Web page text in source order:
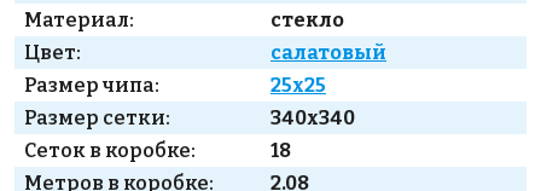
Материал:
стекло
Цвет:
салатовый
Размер чипа:
25x25
Размер сетки:
340x340
Сеток в коробке:
18
Метров в коробке:
2.08